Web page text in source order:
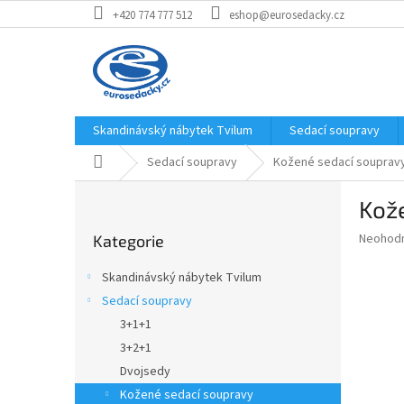
na
+420 774 777 512 eshop@eurosedacky.cz
Skandinávský nábytek Tvilum Sedací soupravy
Domů Sedací soupravy Kožené sedací
a
kategorie
Kategorie
Skandinávský nábytek Tvilum
Sedací soupravy
3+1+1
3+2+1
Dvojsedy
Kožené sedací soupravy